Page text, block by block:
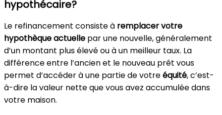
hypothécaire?
Le refinancement consiste à remplacer votre
hypothèque actuelle par une nouvelle, généralement
d’un montant plus élevé ou à un meilleur taux. La
différence entre l’ancien et le nouveau prêt vous
permet d’accéder à une partie de votreéquité, c’est-
à-dire la valeur nette que vous avez accumulée dans
votre maison.